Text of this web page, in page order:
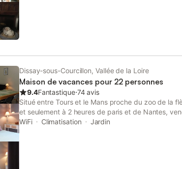
Dissay-sous-Courcillon, Vallée de la Loire
Maison de vacances pour 22 personnes
9.4Fantastique⋅74 avis
Situé entre Tours et le Mans proche du zoo de la
et seulement à 2 heures de paris et de Nantes,
atypique au coeur de la nature dans un grand parc
WiFi Climatisation Jardin